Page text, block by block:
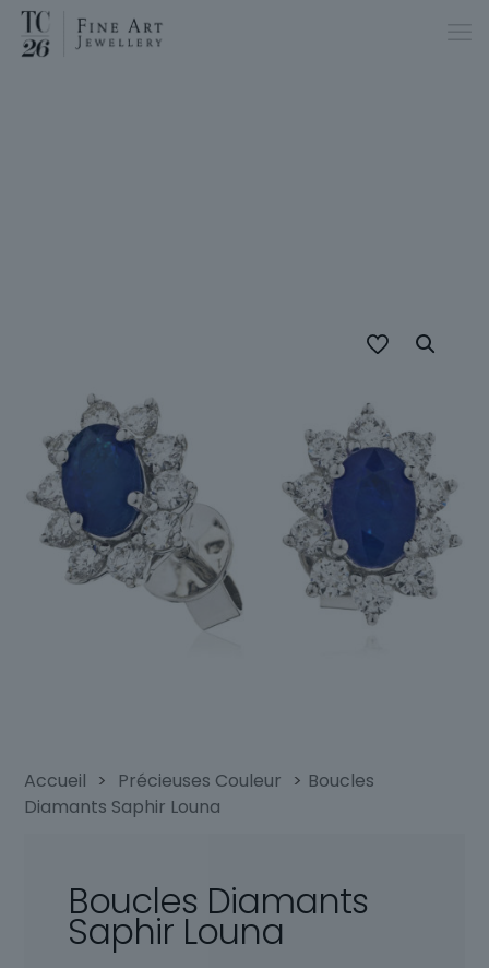
Accueil > Précieuses Couleur > Boucles
Diamants Saphir Louna
Boucles Diamants
Saphir Louna